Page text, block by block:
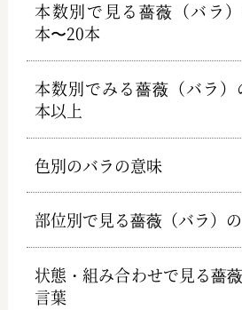
本数別で見る薔薇（バラ
本〜20本
本数別でみる薔薇（バラ）
本以上
色別のバラの意味
部位別で見る薔薇（バラ）
状態・組み合わせで見る薔
言葉